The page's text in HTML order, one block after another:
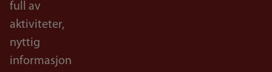
full av
aktiviteter,
nyttig
informasjon